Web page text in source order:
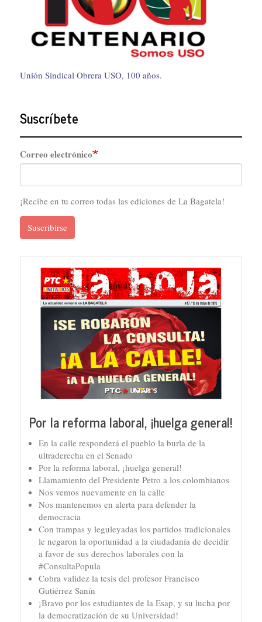
Unión Sindical Obrera USO, 100 años.
Suscríbete
Correo electrónico
¡Recibe en tu correo todas las ediciones de La Bagatela!
Suscribirse
Por la reforma laboral, ¡huelga general!
En la calle responderá el pueblo la burla de la
ultraderecha en el Senado
Por la reforma laboral, ¡huelga general!
Llamamiento del Presidente Petro a los colombianos
Nos vemos nuevamente en la calle
Nos mantenemos en alerta para defender la
democracia
Con trampas y leguleyadas los partidos tradicionales
le negaron la oportunidad a la ciudadanía de decidir
a favor de sus derechos laborales con la
#ConsultaPopula
Cobra validez la tesis del profesor Francisco
Gutiérrez Sanín
¡Bravo por los estudiantes de la Esap, y su lucha por
la democratización de su Universidad!